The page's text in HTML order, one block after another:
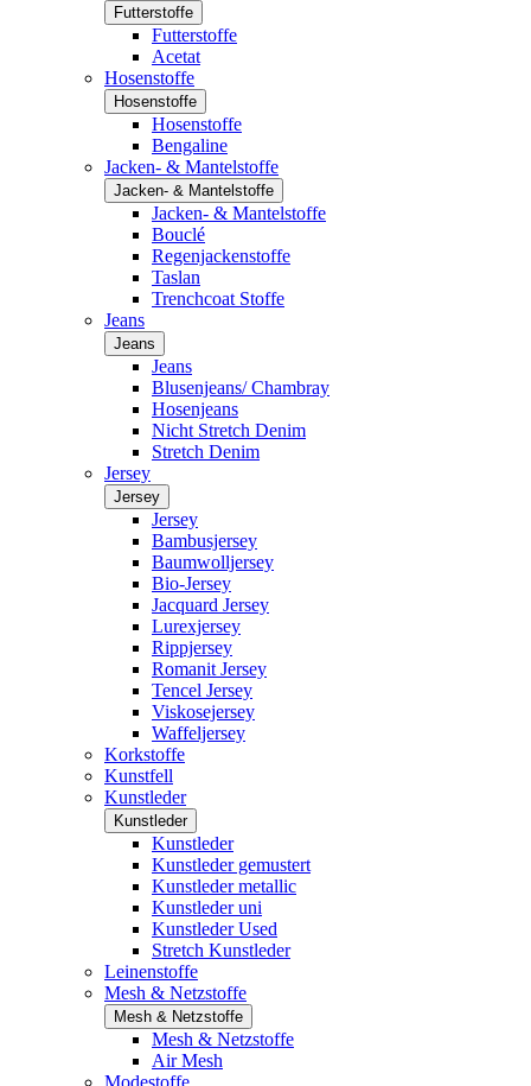
Futterstoffe
Futterstoffe
Acetat
Hosenstoffe
Hosenstoffe
Hosenstoffe
Bengaline
Jacken- & Mantelstoffe
Jacken- & Mantelstoffe
Jacken- & Mantelstoffe
Bouclé
Regenjackenstoffe
Taslan
Trenchcoat Stoffe
Jeans
Jeans
Jeans
Blusenjeans/ Chambray
Hosenjeans
Nicht Stretch Denim
Stretch Denim
Jersey
Jersey
Jersey
Bambusjersey
Baumwolljersey
Bio-Jersey
Jacquard Jersey
Lurexjersey
Rippjersey
Romanit Jersey
Tencel Jersey
Viskosejersey
Waffeljersey
Korkstoffe
Kunstfell
Kunstleder
Kunstleder
Kunstleder
Kunstleder gemustert
Kunstleder metallic
Kunstleder uni
Kunstleder Used
Stretch Kunstleder
Leinenstoffe
Mesh & Netzstoffe
Mesh & Netzstoffe
Mesh & Netzstoffe
Air Mesh
Modestoffe